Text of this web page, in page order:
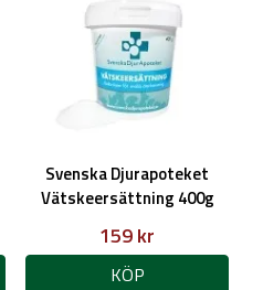
Svenska Djurapoteket
Vätskeersättning 400g
159 kr
KÖP